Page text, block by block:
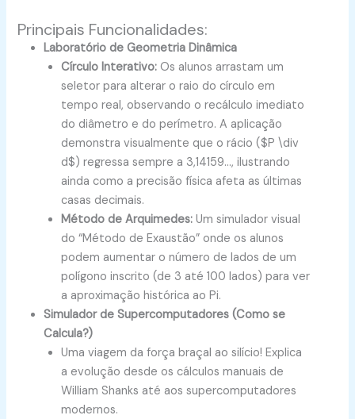
Principais Funcionalidades:
Laboratório de Geometria Dinâmica
Círculo Interativo: Os alunos arrastam um
seletor para alterar o raio do círculo em
tempo real, observando o recálculo imediato
do diâmetro e do perímetro. A aplicação
demonstra visualmente que o rácio ($P \div
d$) regressa sempre a 3,14159…, ilustrando
ainda como a precisão física afeta as últimas
casas decimais.
Método de Arquimedes: Um simulador visual
do “Método de Exaustão” onde os alunos
podem aumentar o número de lados de um
polígono inscrito (de 3 até 100 lados) para ver
a aproximação histórica ao Pi.
Simulador de Supercomputadores (Como se
Calcula?)
Uma viagem da força braçal ao silício! Explica
a evolução desde os cálculos manuais de
William Shanks até aos supercomputadores
modernos.